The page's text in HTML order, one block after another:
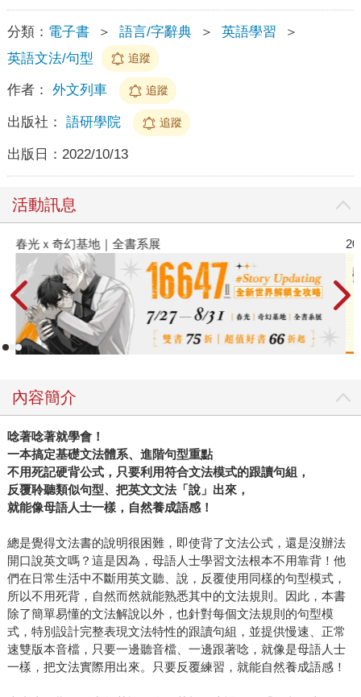
分類： 電子書 ＞ 語言/字辭典 ＞ 英語學習
＞
英語文法/句型
追蹤
作者： 外文列車 追蹤
出版社： 語研學院 追蹤
出版日： 2022/10/13
活動訊息
春光ｘ奇幻基地｜全書系展
內容簡介
唸著唸著就學會！
一本搞定基礎文法體系、進階句型重點
不用死記硬背公式，只要利用符合文法模式的跟讀句組，
反覆聆聽類似句型、把英文文法「說」出來，
就能像母語人士一樣，自然養成語感！
總是覺得文法書的說明很困難，即使背了文法公式，還是沒辦法
開口說英文嗎？這是因為，母語人士學習文法根本不用靠背！他
們在日常生活中不斷用英文聽、說，反覆使用同樣的句型模式，
所以不用死背，自然而然就能熟悉其中的文法規則。因此，本書
除了簡單易懂的文法解說以外，也針對每個文法規則的句型模
式，特別設計完整表現文法特性的跟讀句組，並提供慢速、正常
速雙版本音檔，只要一邊聽音檔、一邊跟著唸，就像是母語人士
一樣，把文法實際用出來。只要反覆練習，就能自然養成語感！